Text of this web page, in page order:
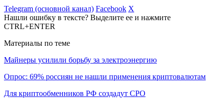
Telegram (основной канал) Facebook X
Нашли ошибку в тексте? Выделите ее и нажмите
CTRL+ENTER
Материалы по теме
Майнеры усилили борьбу за электроэнергию
Опрос: 69% россиян не нашли применения криптовалютам
Для криптообменников РФ создадут СРО